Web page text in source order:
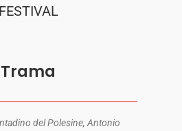
FESTIVAL
Trama
del Polesine, Antonio